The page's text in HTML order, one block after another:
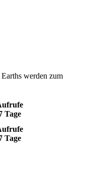
werden zum
Tage
Tage